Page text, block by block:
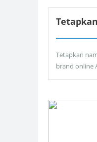
Tetapkan
brand online